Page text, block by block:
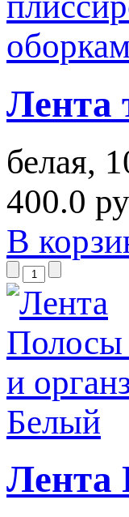
Лента
белая,
400.0
В
Лента